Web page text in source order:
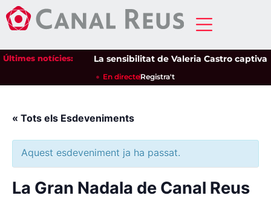
Últimes notícies: La sensibilitat de Valeria Castro captiva
En directeRegistra't
« Tots els Esdeveniments
Aquest esdeveniment ja ha passat.
La Gran Nadala de Canal Reus